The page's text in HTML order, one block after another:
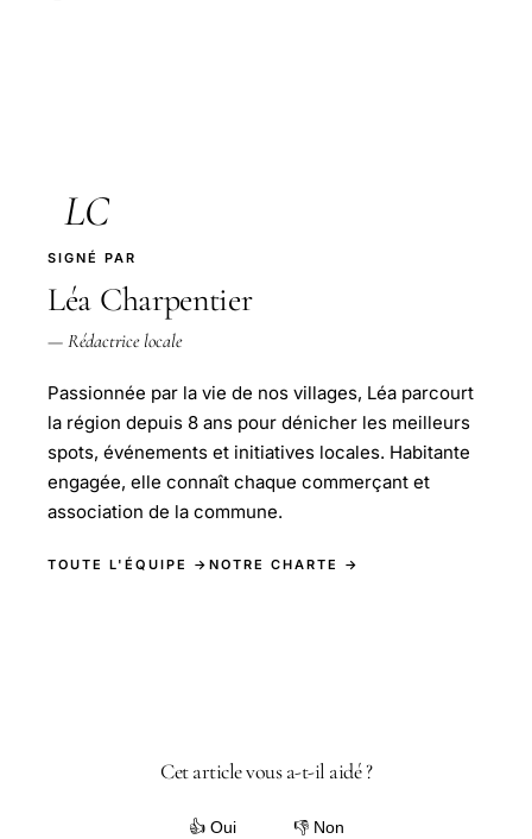
LC
SIGNÉ PAR
Léa Charpentier
— Rédactrice locale
Passionnée par la vie de nos villages, Léa parcourt
la région depuis 8 ans pour dénicher les meilleurs
spots, événements et initiatives locales. Habitante
engagée, elle connaît chaque commerçant et
association de la commune.
TOUTE L'ÉQUIPE → NOTRE CHARTE →
Cet article vous a-t-il aidé ?
👍 Oui 👎 Non